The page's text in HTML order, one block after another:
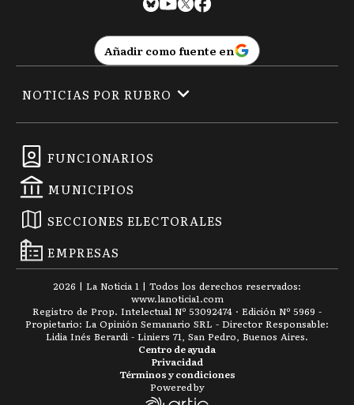
Añadir como fuente en
FUNCIONARIOS
MUNICIPIOS
SECCIONES ELECTORALES
EMPRESAS
NOTICIAS POR RUBRO
2026 | La Noticia 1 | Todos los derechos reservados:
www.lanoticia1.com
Registro de Prop. Intelectual Nº 53092474 · Edición Nº 5969 -
Propietario: La Opinión Semanario SRL - Director Responsable:
Lidia Inés Berardi - Liniers 71, San Pedro, Buenos Aires.
Términos y condiciones
Privacidad
Centro de ayuda
Powered by